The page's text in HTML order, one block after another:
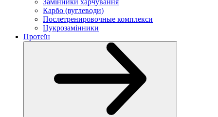
Замінники харчування
Карбо (вуглеводи)
Послетренировочные комплекси
Цукрозамінники
Протеїн